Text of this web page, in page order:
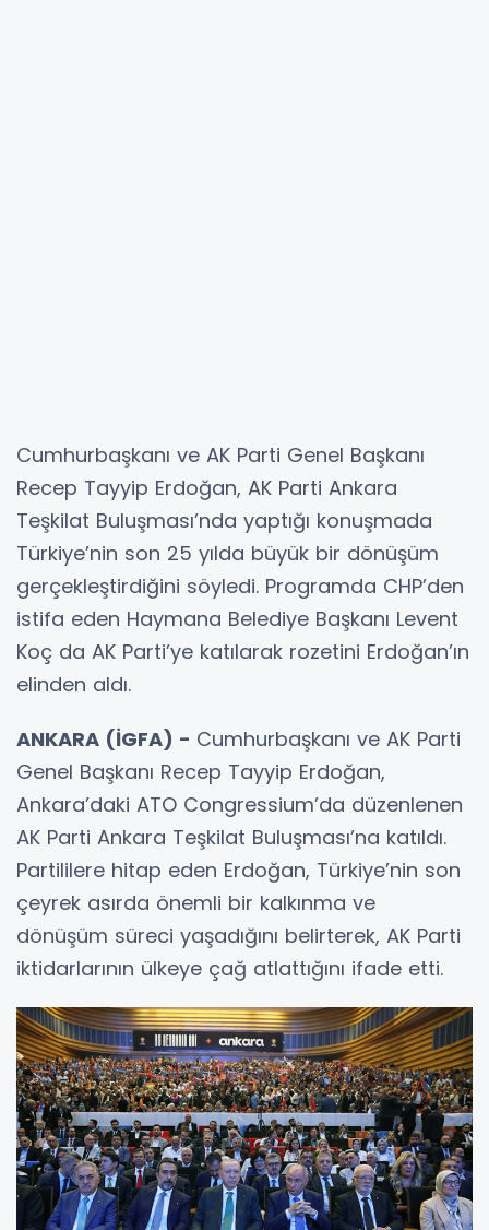
Cumhurbaşkanı ve AK Parti Genel Başkanı
Recep Tayyip Erdoğan, AK Parti Ankara
Teşkilat Buluşması’nda yaptığı konuşmada
Türkiye’nin son 25 yılda büyük bir dönüşüm
gerçekleştirdiğini söyledi. Programda CHP’den
istifa eden Haymana Belediye Başkanı Levent
Koç da AK Parti’ye katılarak rozetini Erdoğan’ın
elinden aldı.
ANKARA (İGFA) - Cumhurbaşkanı ve AK Parti
Genel Başkanı Recep Tayyip Erdoğan,
Ankara’daki ATO Congressium’da düzenlenen
AK Parti Ankara Teşkilat Buluşması’na katıldı.
Partililere hitap eden Erdoğan, Türkiye’nin son
çeyrek asırda önemli bir kalkınma ve
dönüşüm süreci yaşadığını belirterek, AK Parti
iktidarlarının ülkeye çağ atlattığını ifade etti.